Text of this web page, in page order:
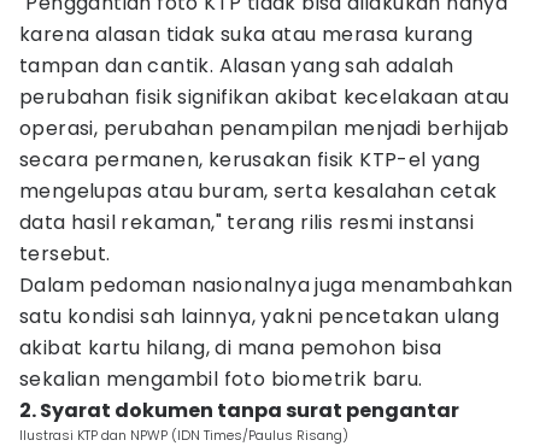
karena alasan tidak suka atau merasa kurang
tampan dan cantik. Alasan yang sah adalah
perubahan fisik signifikan akibat kecelakaan atau
operasi, perubahan penampilan menjadi berhijab
secara permanen, kerusakan fisik KTP-el yang
mengelupas atau buram, serta kesalahan cetak
data hasil rekaman," terang rilis resmi instansi
tersebut.
Dalam pedoman nasionalnya juga menambahkan
satu kondisi sah lainnya, yakni pencetakan ulang
akibat kartu hilang, di mana pemohon bisa
sekalian mengambil foto biometrik baru.
2. Syarat dokumen tanpa surat pengantar
Ilustrasi KTP dan NPWP (IDN Times/Paulus Risang)